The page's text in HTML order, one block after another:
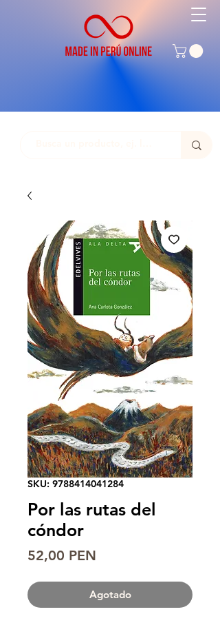
SKU: 9788414041284
Por las rutas del
cóndor
52,00 PEN
Agotado